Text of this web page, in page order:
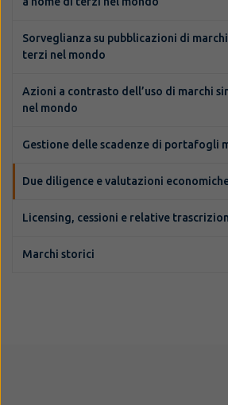
Sorveglianza su pubblicazioni di
terzi nel mondo
Azioni a contrasto dell’uso di marchi
nel mondo
Gestione delle scadenze di portafogli
Due diligence e valutazioni
Licensing, cessioni e relative
Marchi storici